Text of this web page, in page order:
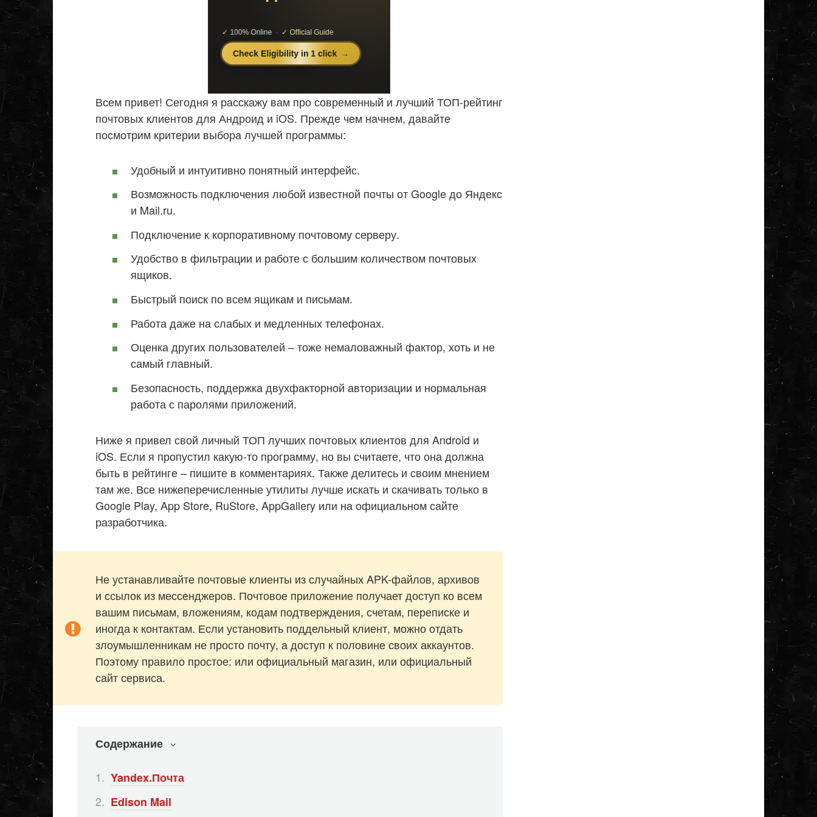
Всем привет! Сегодня я расскажу вам про современный и лучший ТОП-рейтинг
почтовых клиентов для Андроид и iOS. Прежде чем начнем, давайте
посмотрим критерии выбора лучшей программы:
Удобный и интуитивно понятный интерфейс.
Возможность подключения любой известной почты от Google до Яндекс
и Mail.ru.
Подключение к корпоративному почтовому серверу.
Удобство в фильтрации и работе с большим количеством почтовых
ящиков.
Быстрый поиск по всем ящикам и письмам.
Работа даже на слабых и медленных телефонах.
Оценка других пользователей – тоже немаловажный фактор, хоть и не
самый главный.
Безопасность, поддержка двухфакторной авторизации и нормальная
работа с паролями приложений.
Ниже я привел свой личный ТОП лучших почтовых клиентов для Android и
iOS. Если я пропустил какую-то программу, но вы считаете, что она должна
быть в рейтинге – пишите в комментариях. Также делитесь и своим мнением
там же. Все нижеперечисленные утилиты лучше искать и скачивать только в
Google Play, App Store, RuStore, AppGallery или на официальном сайте
разработчика.
Не устанавливайте почтовые клиенты из случайных APK-файлов, архивов
и ссылок из мессенджеров. Почтовое приложение получает доступ ко всем
вашим письмам, вложениям, кодам подтверждения, счетам, переписке и
иногда к контактам. Если установить поддельный клиент, можно отдать
злоумышленникам не просто почту, а доступ к половине своих аккаунтов.
Поэтому правило простое: или официальный магазин, или официальный
сайт сервиса.
Содержание
Yandex.Почта
Edison Mail